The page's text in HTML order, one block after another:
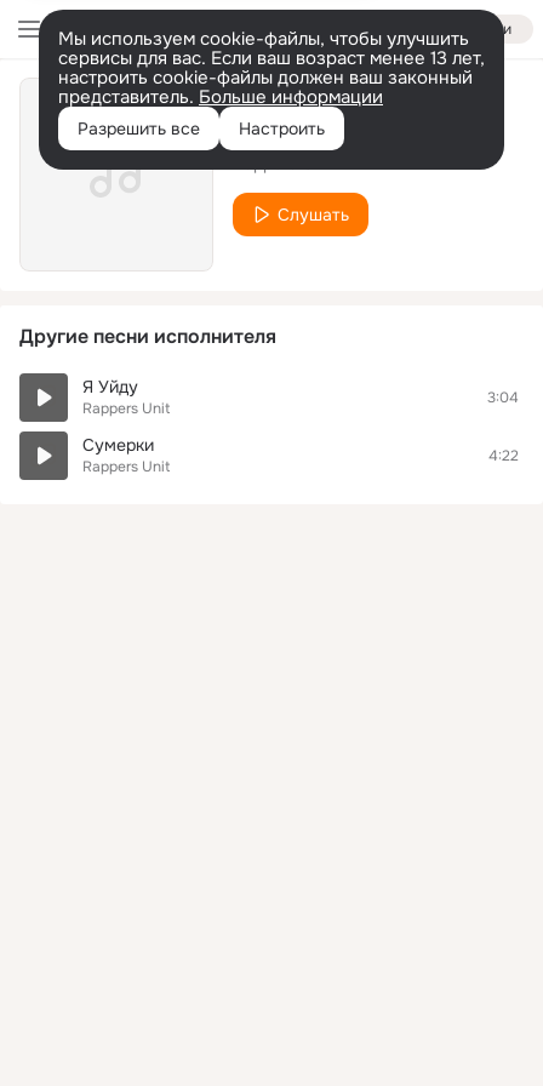
Войти
Мы используем cookie-файлы, чтобы улучшить
сервисы для вас. Если ваш возраст менее 13 лет,
настроить cookie-файлы должен ваш законный
представитель. Больше информации
Разрешить все Настроить
Слушать
Другие песни исполнителя
Я Уйду
Rappers Unit
3:04
Сумерки
Rappers Unit
4:22